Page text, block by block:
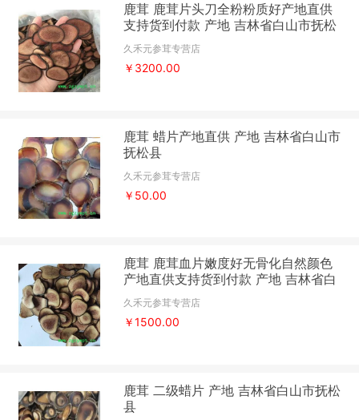
鹿茸 鹿茸片头刀全粉粉质好产地直供
支持货到付款 产地 吉林省白山市抚松
县
久禾元参茸专营店
￥3200.00
鹿茸 蜡片产地直供 产地 吉林省白山市
抚松县
久禾元参茸专营店
￥50.00
鹿茸 鹿茸血片嫩度好无骨化自然颜色
产地直供支持货到付款 产地 吉林省白
山市抚松县
久禾元参茸专营店
￥1500.00
鹿茸 二级蜡片 产地 吉林省白山市抚松
县